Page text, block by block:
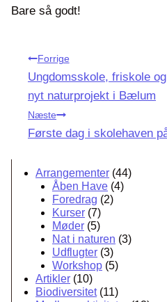
Bare så godt!
Indlægsnavigation
Forrige
Ungdomsskole, friskole
nyt naturprojekt i Bælum
Næste
Første dag i skolehaven
Arrangementer (44)
Åben Have (4)
Foredrag (2)
Kurser (7)
Møder (5)
Nat i naturen (3)
Udflugter (3)
Workshop (5)
Artikler (10)
Biodiversitet(11)